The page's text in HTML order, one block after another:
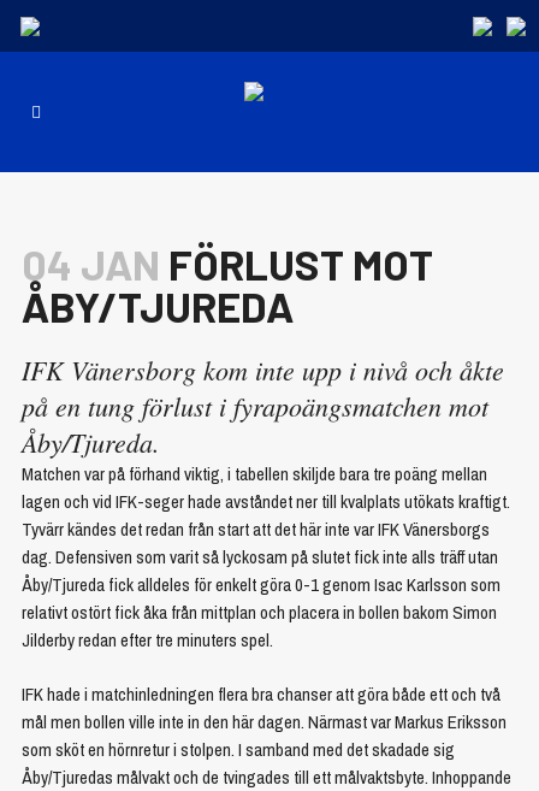
04 JAN FÖRLUST MOT
ÅBY/TJUREDA
IFK Vänersborg kom inte upp i nivå och åkte
på en tung förlust i fyrapoängsmatchen mot
Åby/Tjureda.
Matchen var på förhand viktig, i tabellen skiljde bara tre poäng mellan
lagen och vid IFK-seger hade avståndet ner till kvalplats utökats kraftigt.
Tyvärr kändes det redan från start att det här inte var IFK Vänersborgs
dag. Defensiven som varit så lyckosam på slutet fick inte alls träff utan
Åby/Tjureda fick alldeles för enkelt göra 0-1 genom Isac Karlsson som
relativt ostört fick åka från mittplan och placera in bollen bakom Simon
Jilderby redan efter tre minuters spel.
IFK hade i matchinledningen flera bra chanser att göra både ett och två
mål men bollen ville inte in den här dagen. Närmast var Markus Eriksson
som sköt en hörnretur i stolpen. I samband med det skadade sig
Åby/Tjuredas målvakt och de tvingades till ett målvaktsbyte. Inhoppande